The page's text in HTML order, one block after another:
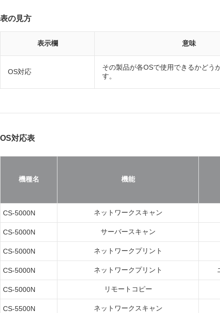
表の見方
表示欄 意味
OS対応
その製品が各OSで使用できるかどう
す。
OS対応表
機種名 機能
CS-5000N ネットワークスキャン
CS-5000N サーバースキャン
CS-5000N ネットワークプリント
CS-5000N ネットワークプリント
CS-5000N リモートコピー
CS-5500N ネットワークスキャン